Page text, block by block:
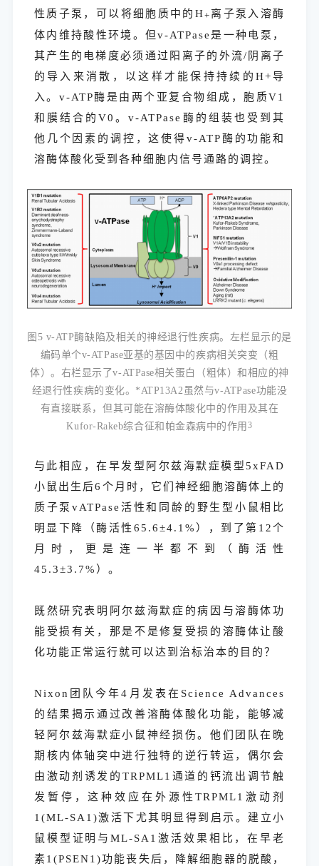
性质子泵，可以将细胞质中的H+ 离子泵入溶酶
体内维持酸性环境。但v-ATPase是一种电泵，
其产生的电梯度必须通过阳离子的外流/阴离子
的导入来消散，以这样才能保持持续的H+导
入。v-ATP酶是由两个亚复合物组成，胞质V1
和膜结合的V0。v-ATPase酶的组装也受到其
他几个因素的调控，这使得v-ATP酶的功能和
溶酶体酸化受到各种细胞内信号通路的调控。
图5 v-ATP酶缺陷及相关的神经退行性疾病。左栏显示的是
编码单个v-ATPase亚基的基因中的疾病相关突变（粗
体）。右栏显示了v-ATPase相关蛋白（粗体）和相应的神
经退行性疾病的变化。*ATP13A2虽然与v-ATPase功能没
有直接联系，但其可能在溶酶体酸化中的作用及其在
Kufor-Rakeb综合征和帕金森病中的作用 3
与此相应，在早发型阿尔兹海默症模型5xFAD
小鼠出生后6个月时，它们神经细胞溶酶体上的
质子泵vATPase活性和同龄的野生型小鼠相比
明显下降（酶活性65.6±4.1%），到了第12个
月时，更是连一半都不到（酶活性
45.3±3.7%）。
既然研究表明阿尔兹海默症的病因与溶酶体功
能受损有关，那是不是修复受损的溶酶体让酸
化功能正常运行就可以达到治标治本的目的？
Nixon团队今年4月发表在Science Advances
的结果揭示通过改善溶酶体酸化功能，能够减
轻阿尔兹海默症小鼠神经损伤。他们团队在晚
期核内体轴突中进行独特的逆行转运，偶尔会
由激动剂诱发的TRPML1通道的钙流出调节触
发暂停，这种效应在外源性TRPML1激动剂
1(ML-SA1)激活下尤其明显得到启示。建立小
鼠模型证明与ML-SA1激活效果相比，在早老
素1(PSEN1)功能丧失后，降解细胞器的脱酸，